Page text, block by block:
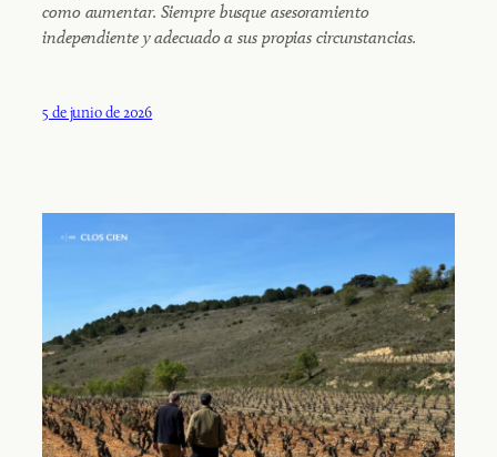
como aumentar. Siempre busque asesoramiento
independiente y adecuado a sus propias circunstancias.
5 de junio de 2026